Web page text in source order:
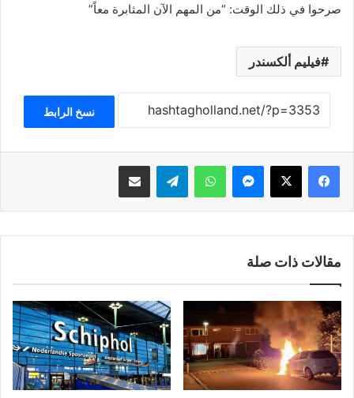
صرحوا في ذلك الوقت: “من المهم الآن المثابرة معاً”
فيليم ألكسندر
نسخ الرابط
فيسبوك ‫X ماسنجر واتساب تيلقرام مشاركة عبر البريد
مقالات ذات صلة